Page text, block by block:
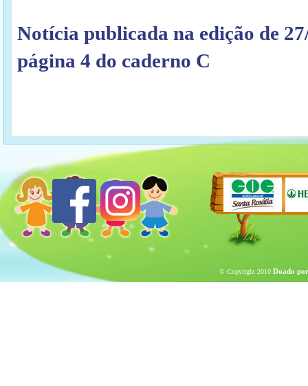
Notícia publicada na edição de
página 4 do caderno C
© Copyright 2010 Doado